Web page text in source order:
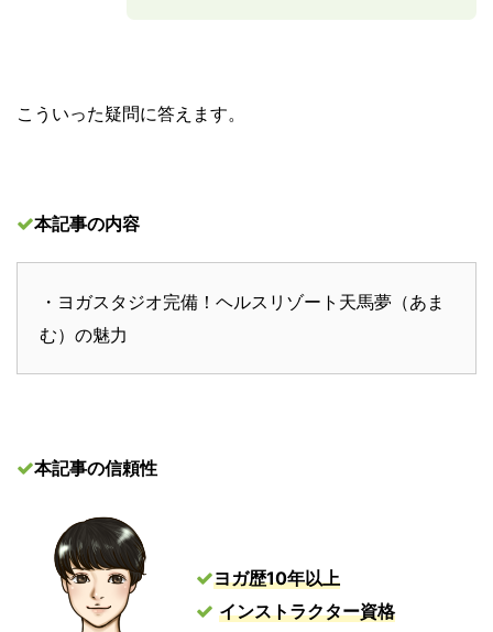
こういった疑問に答えます。
本記事の内容
・ヨガスタジオ完備！ヘルスリゾート天馬夢（あま
む）の魅力
本記事の信頼性
ヨガ歴10年以上
インストラクター資格